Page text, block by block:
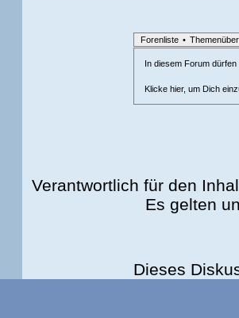
Forenliste •
In diesem Forum
Klicke hier, um Dich
Verantwortlich für den
Es gelten
Dieses